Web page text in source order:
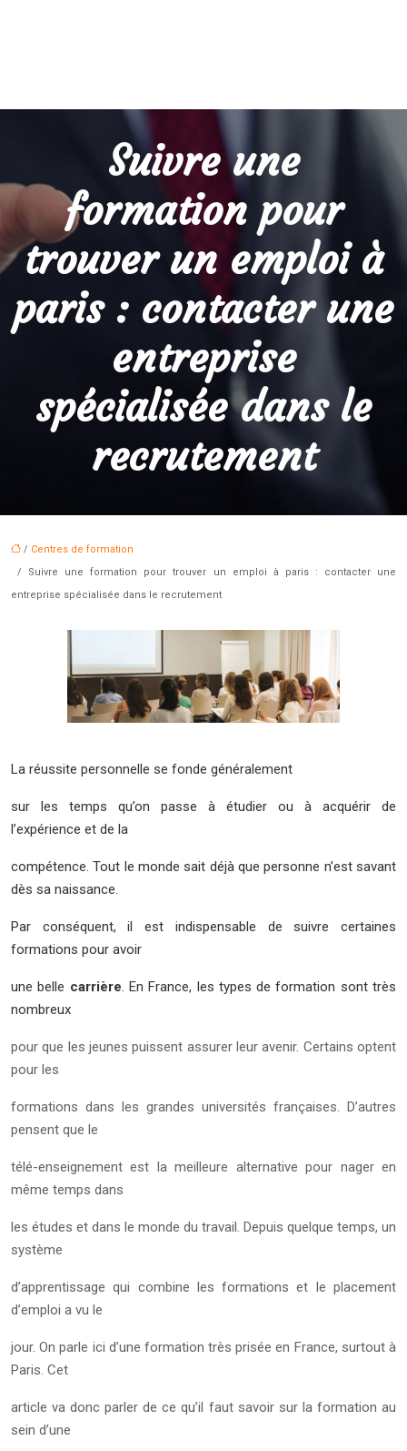
Suivre une
formation pour
trouver un emploi à
paris : contacter une
entreprise
spécialisée dans le
recrutement
/ Centres de formation
/ Suivre une formation pour trouver un emploi à paris : contacter une
entreprise spécialisée dans le recrutement
La réussite personnelle se fonde généralement
sur les temps qu’on passe à étudier ou à acquérir de
l’expérience et de la
compétence. Tout le monde sait déjà que personne n’est savant
dès sa naissance.
Par conséquent, il est indispensable de suivre certaines
formations pour avoir
une belle carrière. En France, les types de formation sont très
nombreux
pour que les jeunes puissent assurer leur avenir. Certains optent
pour les
formations dans les grandes universités françaises. D’autres
pensent que le
télé-enseignement est la meilleure alternative pour nager en
même temps dans
les études et dans le monde du travail. Depuis quelque temps, un
système
d’apprentissage qui combine les formations et le placement
d’emploi a vu le
jour. On parle ici d’une formation très prisée en France, surtout à
Paris. Cet
article va donc parler de ce qu’il faut savoir sur la formation au
sein d’une